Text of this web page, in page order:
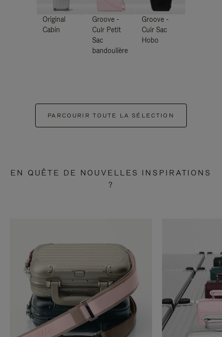
Original
Cabin
Groove -
Cuir Petit
Sac
bandoulière
Groove -
Cuir Sac
Hobo
PARCOURIR TOUTE LA SÉLECTION
EN QUÊTE DE NOUVELLES INSPIRATIONS
?